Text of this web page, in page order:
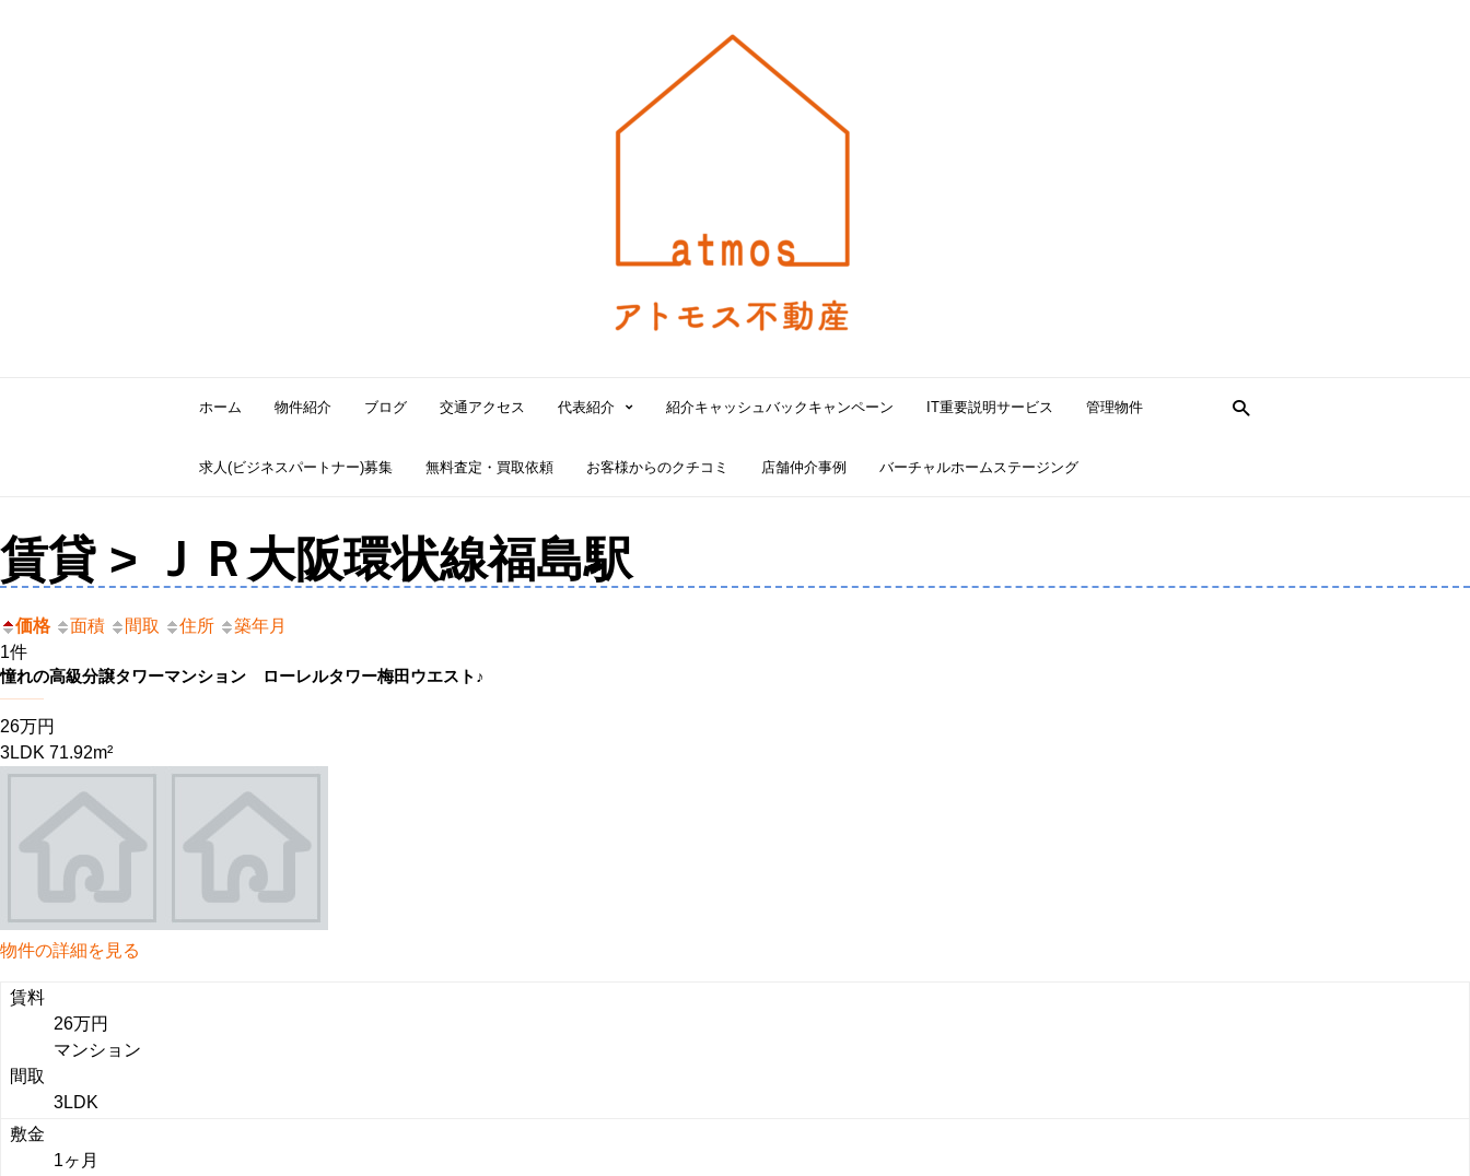
買
の
ホーム 物件紹介 ブログ 交通アクセス 代表紹介 紹介キャッシュバックキャンペーン IT重要説明サービス 管理物件
求人(ビジネスパートナー)募集 無料査定・買取依頼 お客様からのクチコミ 店舗仲介事例 バーチャルホームステージング
賃貸 > ＪＲ大阪環状線福島駅
価格 面積 間取 住所
築年月
1件
憧れの高級分譲タワーマンション ローレルタワー梅田ウエスト♪
26万円
3LDK 71.92m²
物件の詳細を見る
賃料
26万円
マンション
間取
3LDK
敷金
1ヶ月